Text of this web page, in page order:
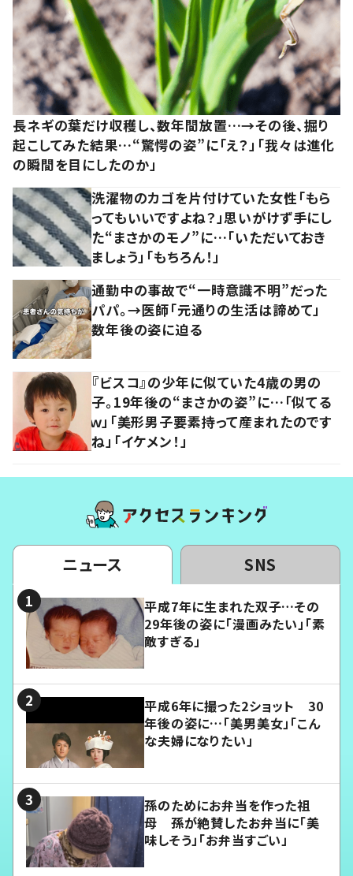
長ネギの葉だけ収穫し、数年間放置…→その後、掘り
起こしてみた結果…“驚愕の姿”に「え？」「我々は進化
の瞬間を目にしたのか」
洗濯物のカゴを片付けていた女性「もら
ってもいいですよね？」思いがけず手にし
た“まさかのモノ”に…「いただいておき
ましょう」「もちろん！」
通勤中の事故で“一時意識不明”だった
パパ。→医師「元通りの生活は諦めて」
数年後の姿に迫る
『ビスコ』の少年に似ていた4歳の男の
子。19年後の“まさかの姿”に…「似てる
ｗ」「美形男子要素持って産まれたのです
ね」「イケメン！」
ニュース SNS
平成7年に生まれた双子…その
29年後の姿に「漫画みたい」「素
敵すぎる」
平成6年に撮った2ショット 30
年後の姿に…「美男美女」「こん
な夫婦になりたい」
孫のためにお弁当を作った祖
母 孫が絶賛したお弁当に「美
味しそう」「お弁当すごい」